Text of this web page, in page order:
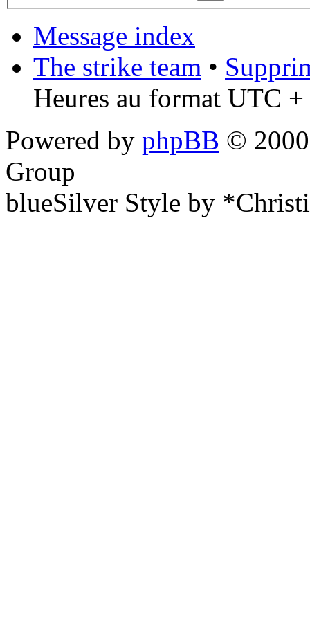
Message index
The strike team •
Heures au format UTC
Powered by phpBB ©
Group
blueSilver Style by